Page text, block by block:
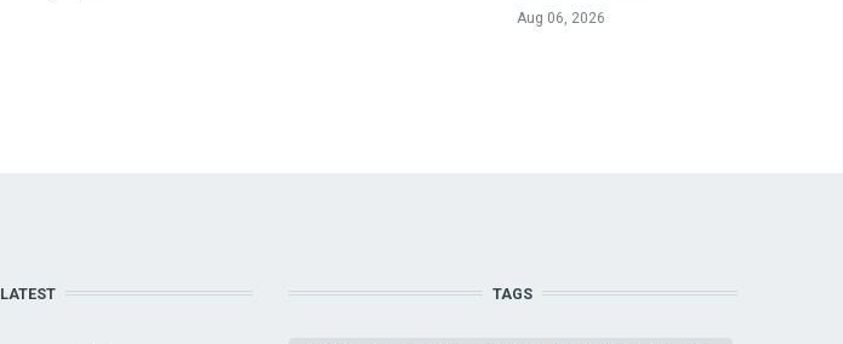
Aug 06, 2026
LATEST TAGS